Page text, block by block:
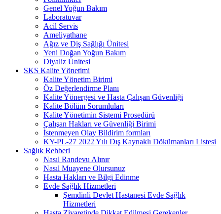
Genel Yoğun Bakım
Laboratuvar
Acil Servis
Ameliyathane
Ağız ve Diş Sağlığı Ünitesi
Yeni Doğan Yoğun Bakım
Diyaliz Ünitesi
SKS Kalite Yönetimi
Kalite Yönetim Birimi
Öz Değerlendirme Planı
Kalite Yönergesi ve Hasta Çalışan Güvenliği
Kalite Bölüm Sorumluları
Kalite Yönetimin Sistemi Prosedürü
Çalışan Hakları ve Güvenliği Birimi
İstenmeyen Olay Bildirim formları
KY-PL-27 2022 Yılı Dış Kaynaklı Dökümanları Listesi
Sağlık Rehberi
Nasıl Randevu Alınır
Nasıl Muayene Olursunuz
Hasta Hakları ve Bilgi Edinme
Evde Sağlık Hizmetleri
Şemdinli Devlet Hastanesi Evde Sağlık
Hizmetleri